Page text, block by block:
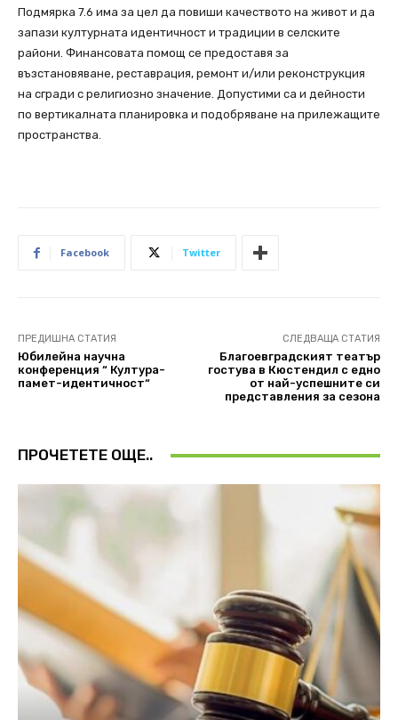
Подмярка 7.6 има за цел да повиши качеството на живот и да
запази културната идентичност и традиции в селските
райони. Финансовата помощ се предоставя за
възстановяване, реставрация, ремонт и/или реконструкция
на сгради с религиозно значение. Допустими са и дейности
по вертикалната планировка и подобряване на прилежащите
пространства.
Facebook Twitter
ПРЕДИШНА СТАТИЯ
Юбилейна научна
конференция “ Култура-
памет-идентичност“
СЛЕДВАЩА СТАТИЯ
Благоевградският театър
гостува в Кюстендил с едно
от най-успешните си
представления за сезона
ПРОЧЕТЕТЕ ОЩЕ..